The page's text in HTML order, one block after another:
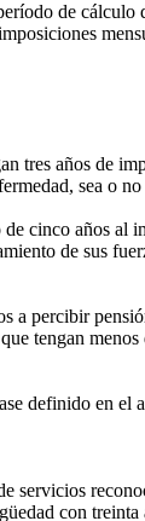
de
tres años de
sea o
cinco años al
de sus
a percibir
tengan menos
definido en
con